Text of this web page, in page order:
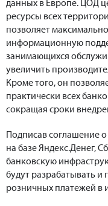
данных в Европе. ЦОД
ресурсы всех
позволяет
информационную
занимающихся
увеличить
Кроме того, он
практически всех
сокращая сроки
Подписав соглашение
на базе Яндекс.Денег,
банковскую
будут разрабатывать
розничных платежей в